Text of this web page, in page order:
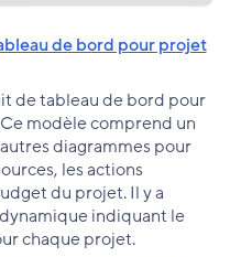
de bord pour projet
de tableau de bord pour
modèle comprend un
diagrammes pour
les actions
du projet. Il y a
indiquant le
chaque projet.